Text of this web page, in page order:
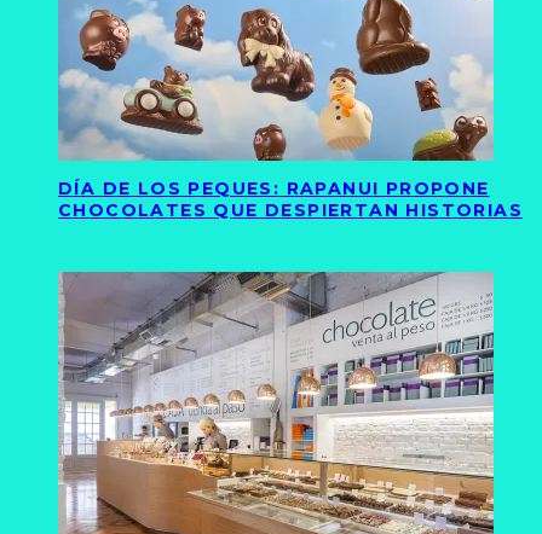
DÍA DE LOS PEQUES: RAPANUI PROPONE
CHOCOLATES QUE DESPIERTAN HISTORIAS